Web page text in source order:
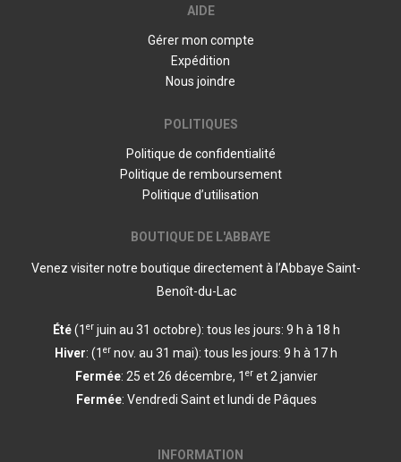
AIDE
Gérer mon compte
Expédition
Nous joindre
POLITIQUES
Politique de confidentialité
Politique de remboursement
Politique d’utilisation
BOUTIQUE DE L'ABBAYE
Venez visiter notre boutique directement à l’Abbaye Saint-
Benoît-du-Lac
Été(1 er juin au 31 octobre): tous les jours: 9 h à 18 h
Hiver: (1 er nov. au 31 mai): tous les jours: 9 h à 17 h
Fermée: 25 et 26 décembre, 1 eret 2 janvier
Fermée: Vendredi Saint et lundi de Pâques
INFORMATION